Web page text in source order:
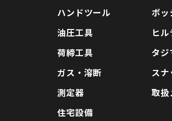
ハンドツール
油圧工具
荷締工具
ガス・溶断
測定器
住宅設備
ボ
ヒ
タ
ス
取扱